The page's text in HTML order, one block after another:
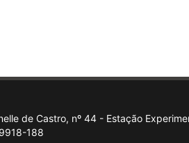
de Castro, nº 44 - Estação
188